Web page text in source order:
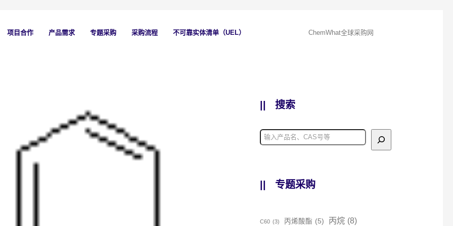
ChemWhat全球采购网
项目合作 产品需求 专题采购 采购流程 不可靠实体清单（UEL）
搜索
专题采购
C60 (3) 丙烯酸酯 (5) 丙烷 (8)